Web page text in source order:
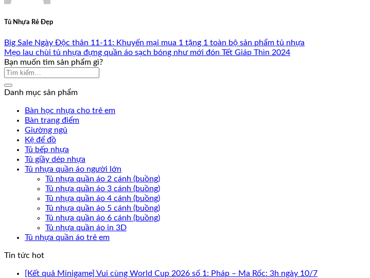
Tủ Nhựa Rẻ Đẹp
Big Sale Ngày Độc thân 11-11: Khuyến mại mua 1 tặng 1 toàn bộ sản phẩm tủ nhựa
Mẹo lau chùi tủ nhựa đựng quần áo sạch bóng như mới đón Tết Giáp Thìn 2024
Bạn muốn tìm sản phẩm gì?
Danh mục sản phẩm
Bàn học nhựa cho trẻ em
Bàn trang điểm
Giường ngủ
Kệ để đồ
Tủ bếp nhựa
Tủ giầy dép nhựa
Tủ nhựa quần áo người lớn
Tủ nhựa quần áo 2 cánh (buồng)
Tủ nhựa quần áo 3 cánh (buồng)
Tủ nhựa quần áo 4 cánh (buồng)
Tủ nhựa quần áo 5 cánh (buồng)
Tủ nhựa quần áo 6 cánh (buồng)
Tủ nhựa quần áo in 3D
Tủ nhựa quần áo trẻ em
Tin tức hot
[Kết quả Minigame] Vui cùng World Cup 2026 số 1: Pháp – Ma Rốc: 3h ngày 10/7